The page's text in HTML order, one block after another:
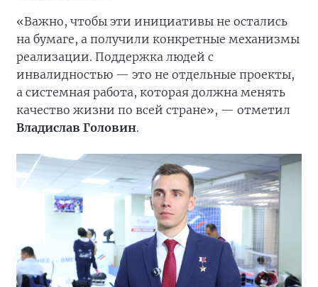
«Важно, чтобы эти инициативы не остались
на бумаге, а получили конкретные механизмы
реализации. Поддержка людей с
инвалидностью — это не отдельные проекты,
а системная работа, которая должна менять
качество жизни по всей стране», — отметил
Владислав Головин.